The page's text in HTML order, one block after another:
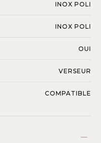
INOX POLI
INOX POLI
OUI
VERSEUR
COMPATIBLE